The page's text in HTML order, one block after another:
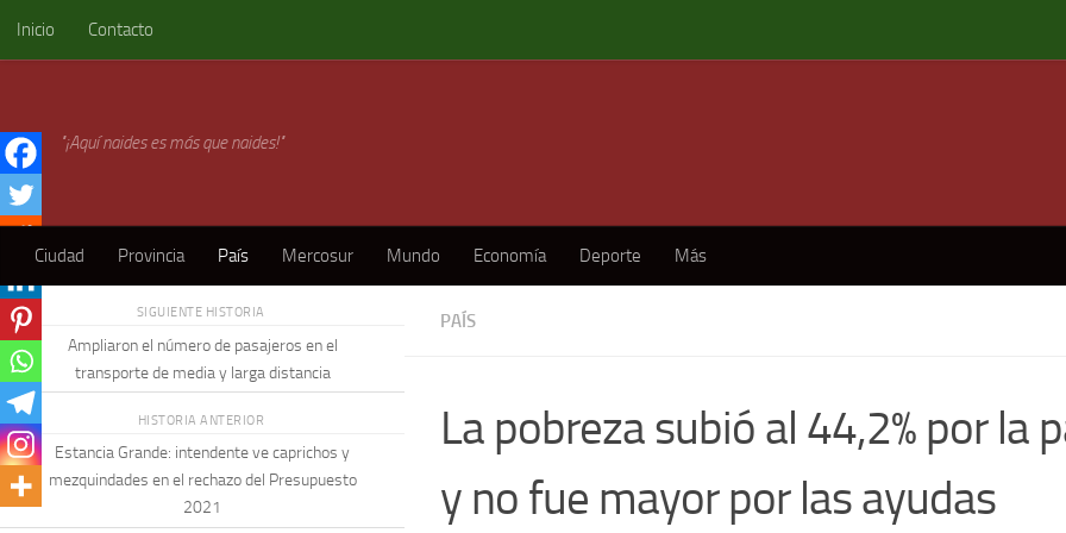
Skip to content
Inicio Contacto
"¡Aquí naides es más que naides!"
Ciudad Provincia País Mercosur Mundo Economía Deporte Más
PAÍS
La pobreza subió al 44,2% por la
y no fue mayor por las ayudas
SIGUIENTE HISTORIA
Ampliaron el número de pasajeros en el
transporte de media y larga distancia
HISTORIA ANTERIOR
Estancia Grande: intendente ve caprichos y
mezquindades en el rechazo del Presupuesto
2021